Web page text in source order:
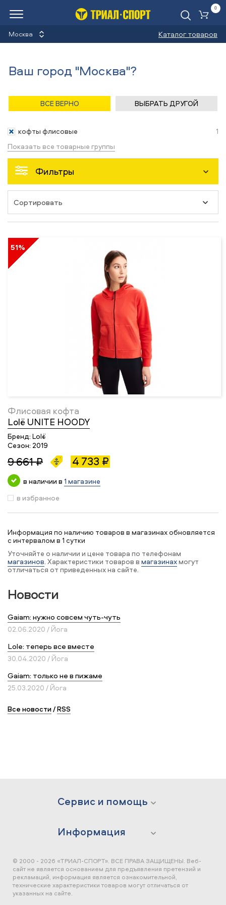
Москва Каталог товаров
0
Одежда
кофты флисовые
1
Показать все товарные группы
Фильтры
51%
Флисовая кофта
Lolё UNITE HOODY
Бренд: Lolё
Сезон: 2019
9 661 ₽ 4 733 ₽
в наличии в 1 магазине
в избранное
Информация по наличию товаров в магазинах обновляется
с интервалом в 1 сутки
Уточняйте о наличии и цене товара по телефонам
магазинов. Характеристики товаров в магазинахмогут
отличаться от приведенных на сайте.
Новости
Gaiam: нужно совсем чуть-чуть
02.06.2020 / Йога
Lole: теперь все вместе
30.04.2020 / Йога
Gaiam: только не в пижаме
25.03.2020 / Йога
Все новости/RSS
Сервис и помощь
Информация
© 2000 - 2026 «ТРИАЛ-СПОРТ». ВСЕ ПРАВА ЗАЩИЩЕНЫ. Веб-
сайт не является основанием для предъявления претензий и
рекламаций, информация является ознакомительной,
технические характеристики товаров могут отличаться от
указанных на сайте.
Ваш город "Москва"?
ВСЕ ВЕРНО ВЫБРАТЬ ДРУГОЙ